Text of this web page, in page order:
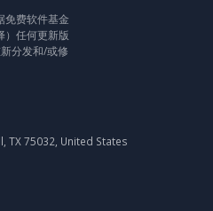
费软件基金
）任何更新版
分发和/或修
TX 75032, United States